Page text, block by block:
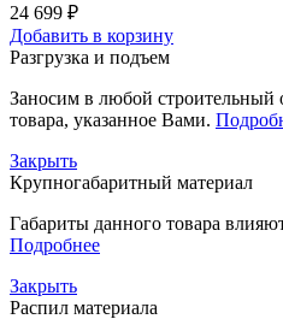
24 699 ₽
Добавить в корзину
Разгрузка и подъем
Заносим в любой строительный
товара, указанное Вами.
Закрыть
Крупногабаритный материал
Габариты данного товара
Подробнее
Закрыть
Распил материала